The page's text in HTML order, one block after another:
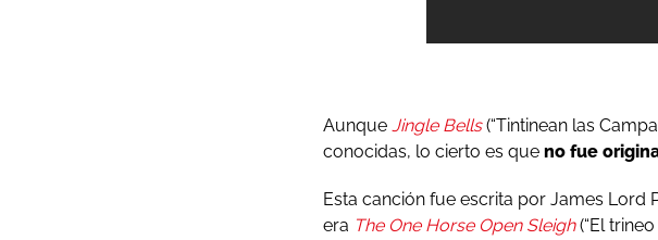
Aunque Jingle Bells(“Tintinean las
conocidas, lo cierto es que no fue
Esta canción fue escrita por James Lord
era The One Horse Open Sleigh(“El